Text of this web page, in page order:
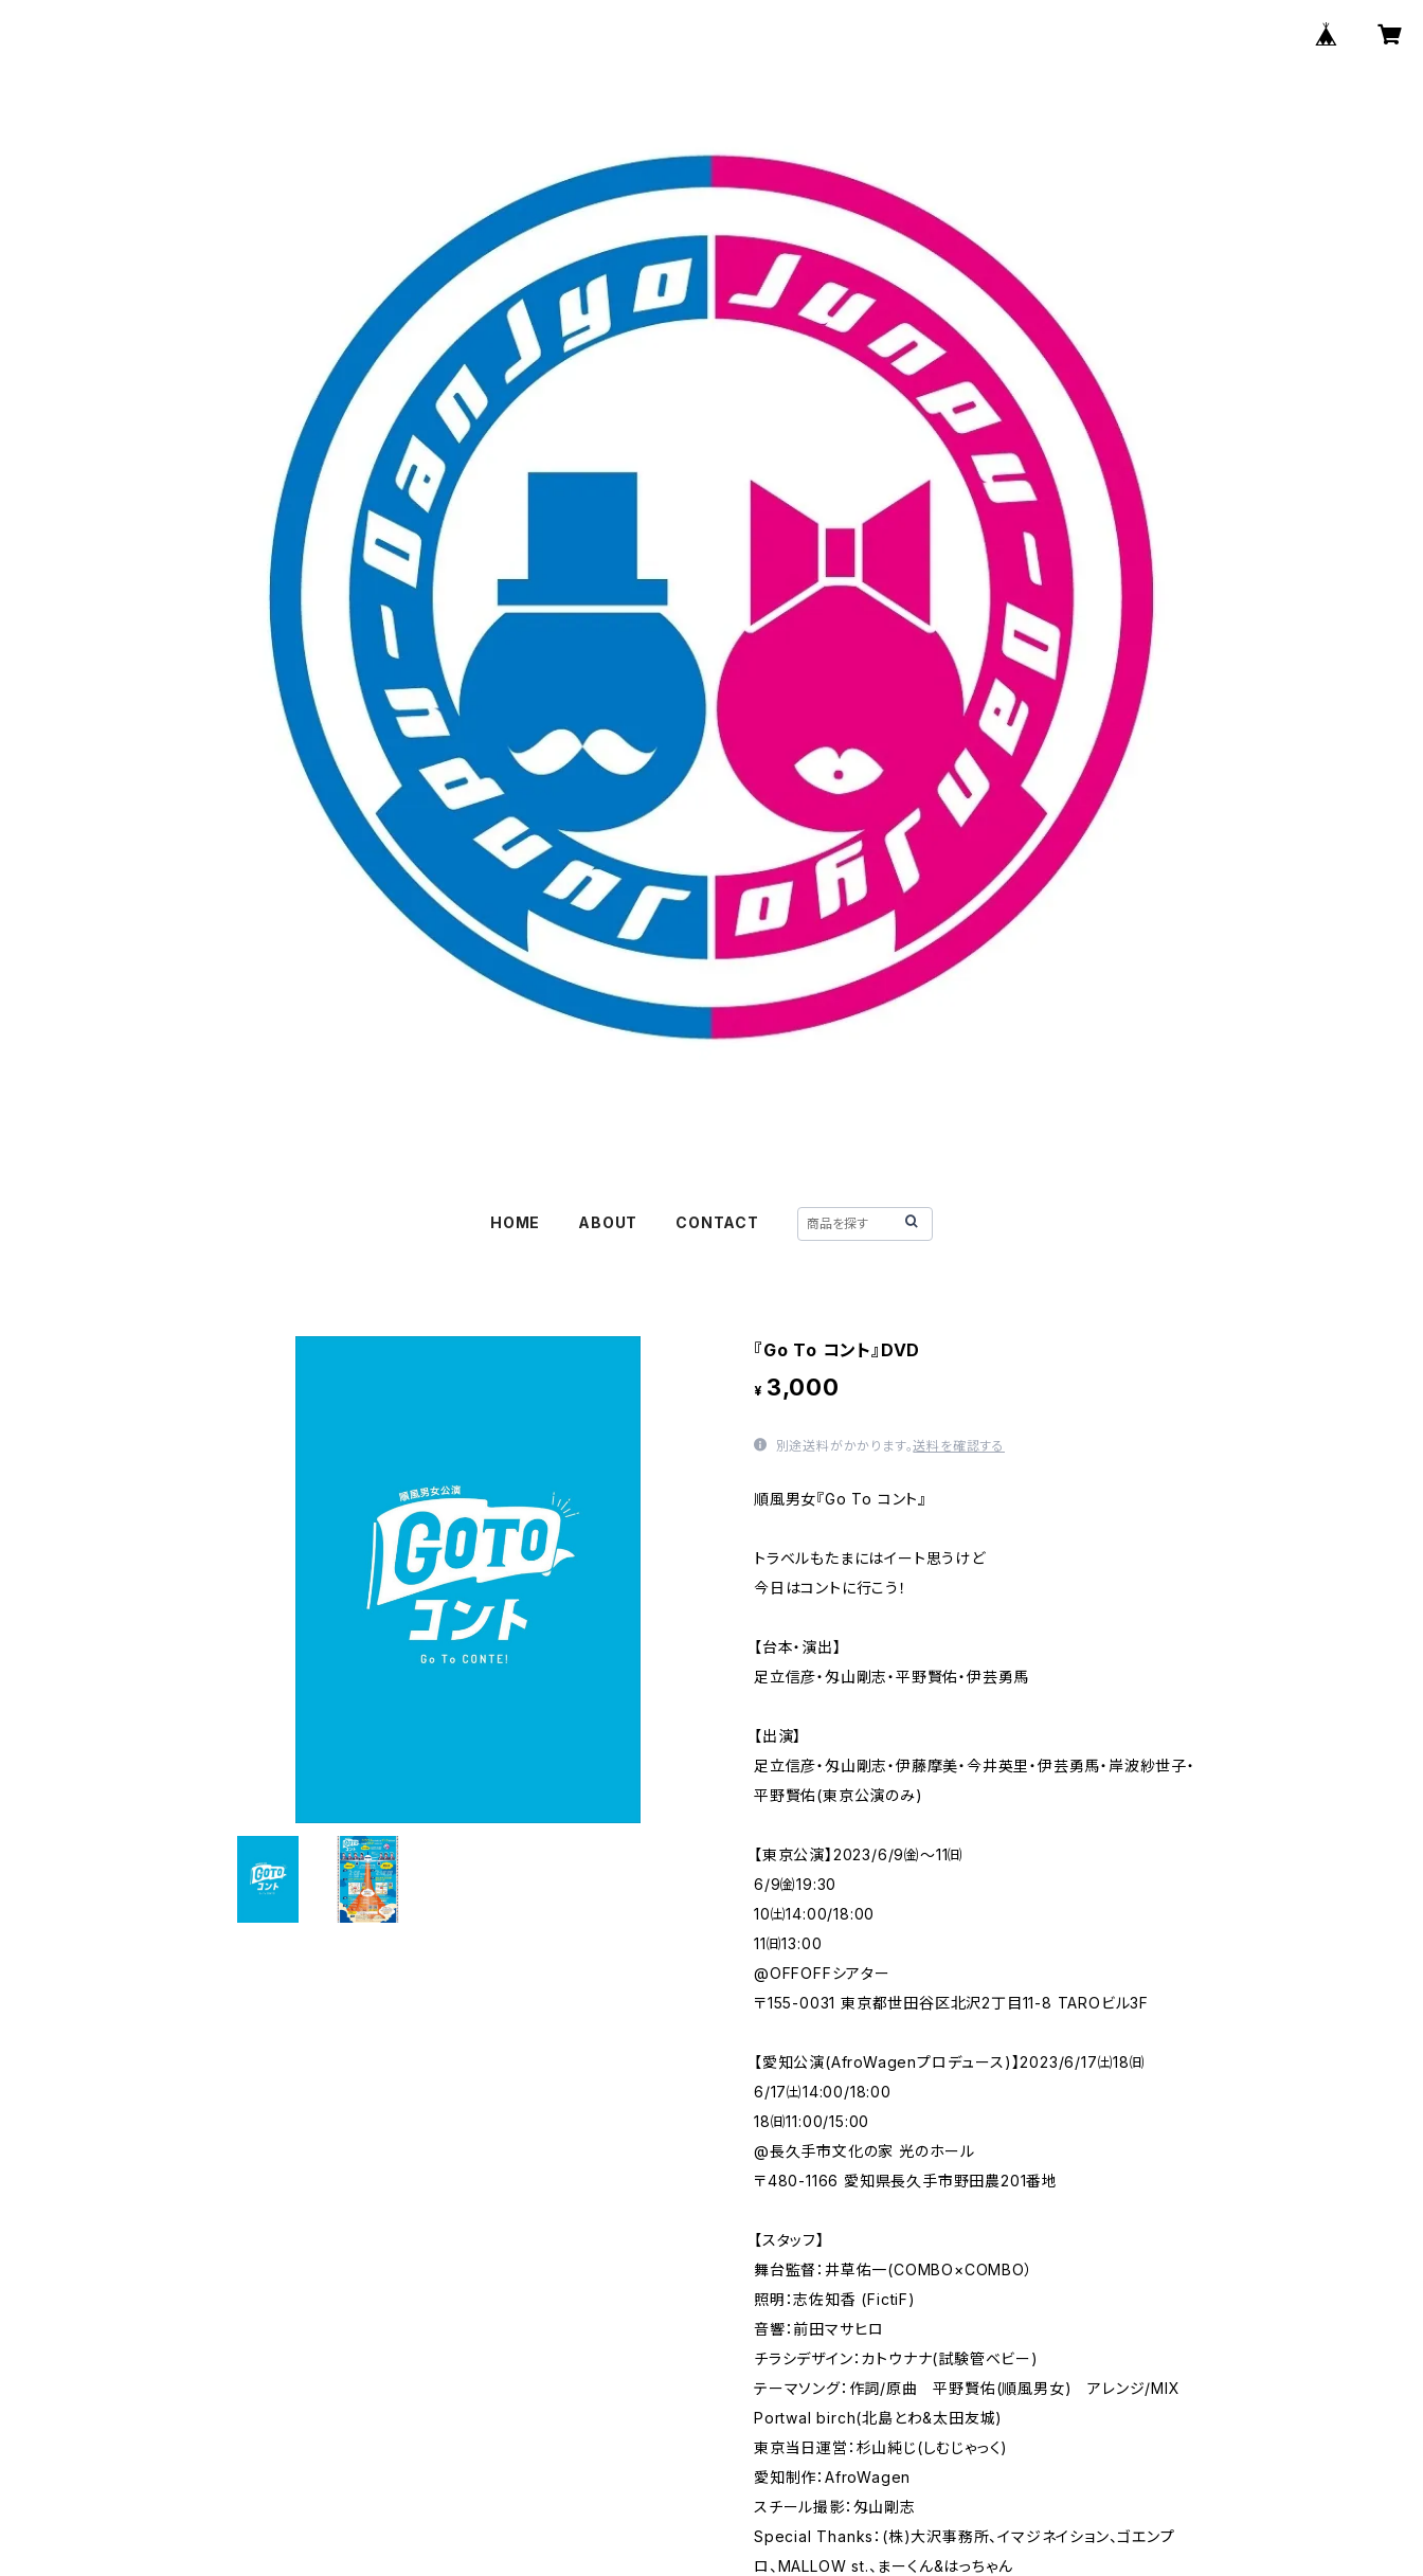
HOME ABOUT CONTACT
『Go To コント』DVD
¥ 3,000
別途送料がかかります。送料を確認する
順風男女『Go To コント』
トラベルもたまにはイート思うけど
今日はコントに行こう！
【台本・演出】
足立信彦・匁山剛志・平野賢佑・伊芸勇馬
【出演】
足立信彦・匁山剛志・伊藤摩美・今井英里・伊芸勇馬・岸波紗世子・
平野賢佑(東京公演のみ)
【東京公演】2023/6/9㈮〜11㈰
6/9㈮19:30
10㈯14:00/18:00
11㈰13:00
@OFFOFFシアター
〒155-0031 東京都世田谷区北沢2丁目11-8 TAROビル3F
【愛知公演(AfroWagenプロデュース)】2023/6/17㈯18㈰
6/17㈯14:00/18:00
18㈰11:00/15:00
@長久手市文化の家 光のホール
〒480-1166 愛知県長久手市野田農201番地
【スタッフ】
舞台監督：井草佑一(COMBO×COMBO）
照明：志佐知香 (FictiF)
音響：前田マサヒロ
チラシデザイン：カトウナナ(試験管ベビー)
テーマソング：作詞/原曲 平野賢佑(順風男女) アレンジ/MIX
Portwal birch(北島とわ&太田友城)
東京当日運営：杉山純じ(しむじゃっく)
愛知制作：AfroWagen
スチール撮影：匁山剛志
Special Thanks：(株)大沢事務所、イマジネイション、ゴエンプ
ロ、MALLOW st.、まーくん&はっちゃん